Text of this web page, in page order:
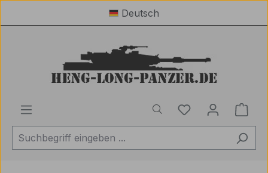
Zum Hauptinhalt springenDeutsch
Du hast 0